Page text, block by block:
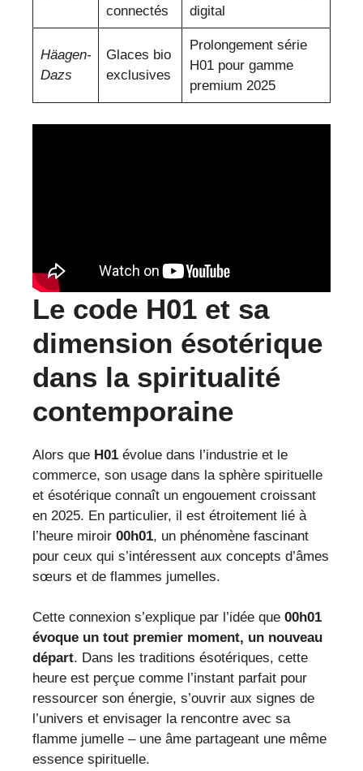
connectés
digital
Häagen-
Dazs
Glaces bio
exclusives
Prolongement série
H01 pour gamme
premium 2025
Le code H01 et sa
dimension ésotérique
dans la spiritualité
contemporaine
Alors que H01 évolue dans l’industrie et le
commerce, son usage dans la sphère spirituelle
et ésotérique connaît un engouement croissant
en 2025. En particulier, il est étroitement lié à
l’heure miroir 00h01, un phénomène fascinant
pour ceux qui s’intéressent aux concepts d’âmes
sœurs et de flammes jumelles.
Cette connexion s’explique par l’idée que 00h01
évoque un tout premier moment, un nouveau
départ. Dans les traditions ésotériques, cette
heure est perçue comme l’instant parfait pour
ressourcer son énergie, s’ouvrir aux signes de
l’univers et envisager la rencontre avec sa
flamme jumelle – une âme partageant une même
essence spirituelle.